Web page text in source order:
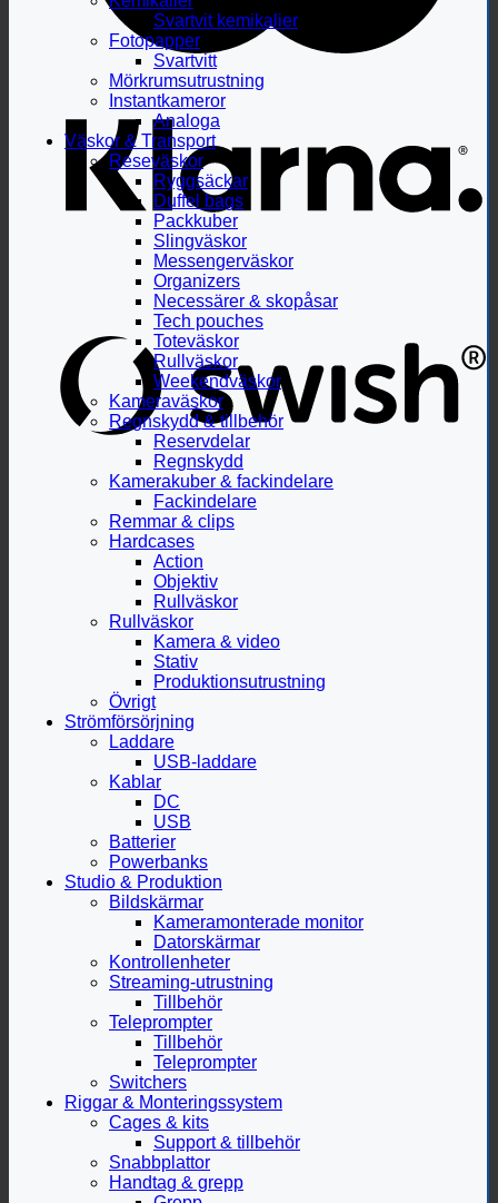
Svartvit kemikalier
Fotopapper
Svartvitt
Mörkrumsutrustning
Instantkameror
Analoga
Väskor & Transport
Reseväskor
Ryggsäckar
Duffel bags
Packkuber
Slingväskor
Messengerväskor
Organizers
Necessärer & skopåsar
Tech pouches
Toteväskor
Rullväskor
Weekendväskor
Kameraväskor
Regnskydd & tillbehör
Reservdelar
Regnskydd
Kamerakuber & fackindelare
Fackindelare
Remmar & clips
Hardcases
Action
Objektiv
Rullväskor
Rullväskor
Kamera & video
Stativ
Produktionsutrustning
Övrigt
Strömförsörjning
Laddare
USB-laddare
Kablar
DC
USB
Batterier
Powerbanks
Studio & Produktion
Bildskärmar
Kameramonterade monitor
Datorskärmar
Kontrollenheter
Streaming-utrustning
Tillbehör
Teleprompter
Tillbehör
Teleprompter
Switchers
Riggar & Monteringssystem
Cages & kits
Support & tillbehör
Snabbplattor
Handtag & grepp